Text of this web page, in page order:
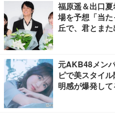
福原遥＆出口
場を予想「当
丘で、君とまた
元AKB48メン
ピで美スタイ
明感が爆発し